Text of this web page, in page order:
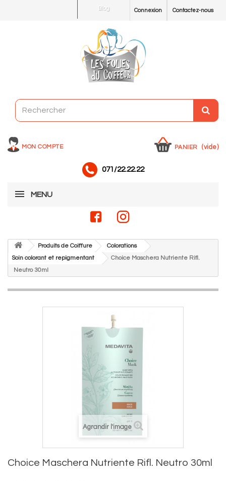
Contactez-nous
Connexion
Blog
MON COMPTE PANIER (vide)
071/22.22.22
MENU
Produits de Coiffure
Colorations
Soin colorant et repigmentant
Choice Maschera Nutriente Rifl.
Neutro 30ml
Agrandir l'image
Choice Maschera Nutriente Rifl. Neutro 30ml